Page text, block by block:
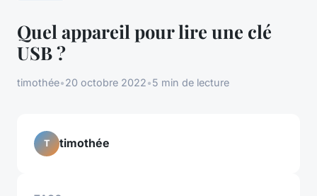
Quel appareil pour lire une clé
USB ?
timothée•20 octobre 2022•5 min de lecture
T timothée